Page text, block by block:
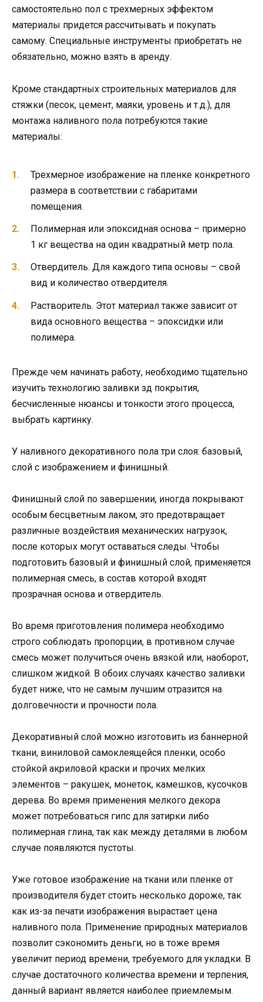
самостоятельно пол с трехмерных эффектом
материалы придется рассчитывать и покупать
самому. Специальные инструменты приобретать не
обязательно, можно взять в аренду.
Кроме стандартных строительных материалов для
стяжки (песок, цемент, маяки, уровень и т.д.), для
монтажа наливного пола потребуются такие
материалы:
Трехмерное изображение на пленке конкретного
размера в соответствии с габаритами
помещения.
Полимерная или эпоксидная основа – примерно
1 кг вещества на один квадратный метр пола.
Отвердитель. Для каждого типа основы – свой
вид и количество отвердителя.
Растворитель. Этот материал также зависит от
вида основного вещества – эпоксидки или
полимера.
Прежде чем начинать работу, необходимо тщательно
изучить технологию заливки зд покрытия,
бесчисленные нюансы и тонкости этого процесса,
выбрать картинку.
У наливного декоративного пола три слоя: базовый,
слой с изображением и финишный.
Финишный слой по завершении, иногда покрывают
особым бесцветным лаком, это предотвращает
различные воздействия механических нагрузок,
после которых могут оставаться следы. Чтобы
подготовить базовый и финишный слой, применяется
полимерная смесь, в состав которой входят
прозрачная основа и отвердитель.
Во время приготовления полимера необходимо
строго соблюдать пропорции, в противном случае
смесь может получиться очень вязкой или, наоборот,
слишком жидкой. В обоих случаях качество заливки
будет ниже, что не самым лучшим отразится на
долговечности и прочности пола.
Декоративный слой можно изготовить из баннерной
ткани, виниловой самоклеящейся пленки, особо
стойкой акриловой краски и прочих мелких
элементов – ракушек, монеток, камешков, кусочков
дерева. Во время применения мелкого декора
может потребоваться гипс для затирки либо
полимерная глина, так как между деталями в любом
случае появляются пустоты.
Уже готовое изображение на ткани или пленке от
производителя будет стоить несколько дороже, так
как из-за печати изображения вырастает цена
наливного пола. Применение природных материалов
позволит сэкономить деньги, но в тоже время
увеличит период времени, требуемого для укладки. В
случае достаточного количества времени и терпения,
данный вариант является наиболее приемлемым.